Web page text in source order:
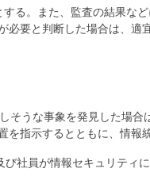
る。また、監査の結果な
要と判断した場合は、適
そうな事象を発見した場
指示するとともに、情報
社員が情報セキュリティに